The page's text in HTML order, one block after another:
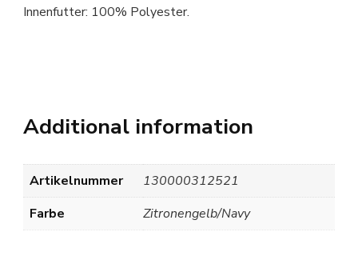
Innenfutter: 100% Polyester.
Additional information
Artikelnummer
130000312521
Farbe
Zitronengelb/Navy